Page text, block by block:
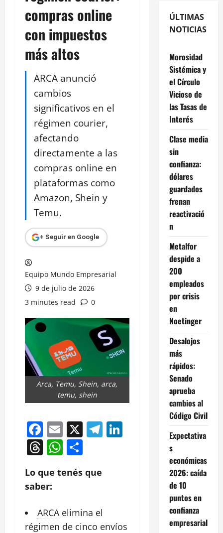
compras online
con impuestos
más altos
ARCA anunció
cambios
significativos en el
régimen courier,
afectando
directamente a las
compras online en
plataformas como
Amazon, Shein y
Temu.
+ Seguir en Google
Equipo Mundo Empresarial
9 de julio de 2026
3 minutes read
0
Arca, Temu, Shein, arca,
temu, shein
Facebook
Email
X Telegram
LinkedIn
Threads
WhatsApp
Lo que tenés que
saber:
ARCA elimina el
régimen de cinco envíos
ÚLTIMAS
NOTICIAS
Morosidad
Sistémica y
el Círculo
Vicioso de
las Tasas de
Interés
Clase media
sin
confianza:
dólares
guardados
frenan
reactivació
n
Metalfor
despide a
200
empleados
por crisis
en
Noetinger
Desalojos
más
rápidos:
Senado
aprueba
cambios al
Código Civil
Expectativa
s
económicas
2026: caída
de 10
puntos en
confianza
empresarial